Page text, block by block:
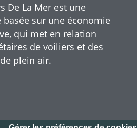
De La Mer est une
sur une économie
qui met en relation
de voiliers et des
plein air.